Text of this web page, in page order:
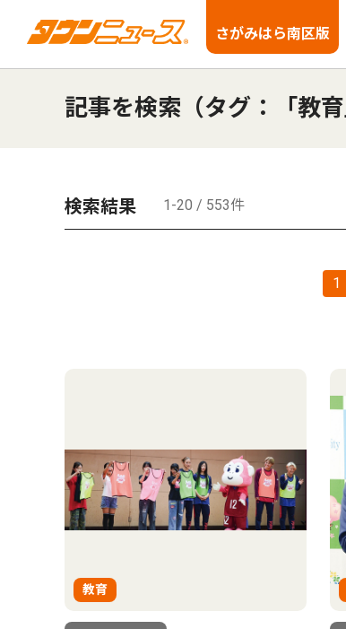
さがみはら南区版
記事を検索（タグ：「教育
検索結果 1-20 / 553件
1
教育